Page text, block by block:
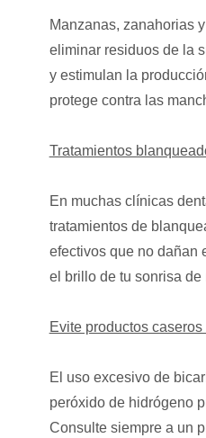
Manzanas, zanahorias
eliminar residuos de la
y estimulan la
protege contra las
Tratamientos
En muchas clínicas
tratamientos de
efectivos que no dañan
el brillo de tu sonrisa de
Evite productos
El uso excesivo de
peróxido de hidrógeno
Consulte siempre a un